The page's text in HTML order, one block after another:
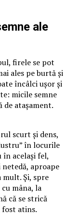
ale
firele se pot
ales pe burtă și
încâlci ușor și
micile semne
de atașament.
scurt și dens,
în locurile
în același fel,
netedă, aproape
Și, spre
mâna, la
că se strică
fost atins.